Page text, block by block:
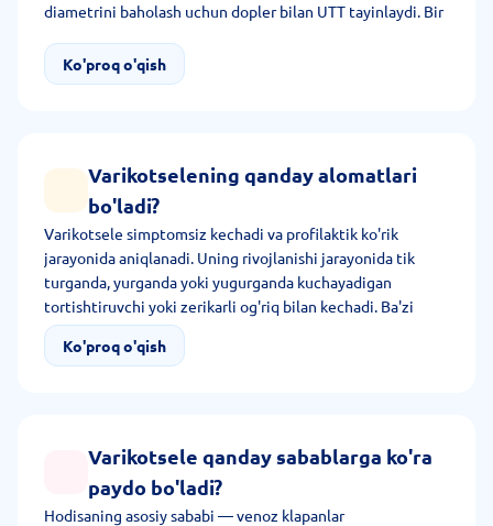
diametrini baholash uchun dopler bilan UTT tayinlaydi. Bir
KTdan foydalanadi. Qo'shimcha ravishda homilador bo'lish
bilan muammoda spermogramma va gormonlarga tahlil
Ko'proq o'qish
Varikotselening qanday alomatlari
bo'ladi?
Varikotsele simptomsiz kechadi va profilaktik ko'rik
jarayonida aniqlanadi. Uning rivojlanishi jarayonida tik
turganda, yurganda yoki yugurganda kuchayadigan
tortishtiruvchi yoki zerikarli og'riq bilan kechadi. Ba'zi
odamlar moshonka assimetrik ko'rinishini qayd etadi. Kech
bosqichda tomirlar kengayishi darhol ko'rinadi.
Ko'proq o'qish
Varikotsele qanday sabablarga ko'ra
paydo bo'ladi?
Hodisaning asosiy sababi — venoz klapanlar